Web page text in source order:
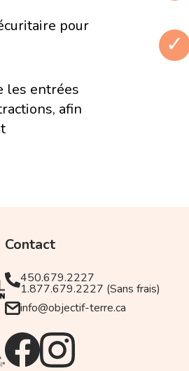
classée au
pour
les entrées
afin
✓
Contact
450.679.2227
1.877.679.2227 (Sans frais)
info@objectif-terre.ca